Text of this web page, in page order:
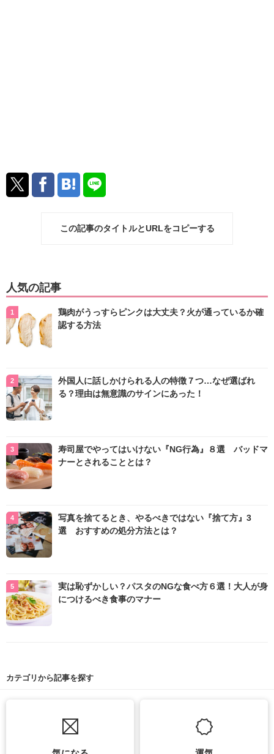
この記事のタイトルとURLをコピーする
人気の記事
鶏肉がうっすらピンクは大丈夫？火が通っているか確
認する方法
外国人に話しかけられる人の特徴７つ…なぜ選ばれ
る？理由は無意識のサインにあった！
寿司屋でやってはいけない『NG行為』８選 バッドマ
ナーとされることとは？
写真を捨てるとき、やるべきではない『捨て方』3
選 おすすめの処分方法とは？
実は恥ずかしい？パスタのNGな食べ方６選！大人が身
につけるべき食事のマナー
カテゴリから記事を探す